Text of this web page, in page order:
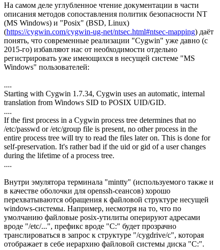
На самом деле углубленное чтение документации в части
описания методов сопоставления политик безопасности NT
(MS Windows) и "Posix" (BSD, Linux)
(https://cygwin.com/cygwin-ug-net/ntsec.html#ntsec-mapping) даёт
понять, что современные реализации "Cygwin" уже давно (с
2015-го) избавляют нас от необходимости отдельно
регистрировать уже имеющихся в несущей системе "MS
Windows" пользователей:
....
Starting with Cygwin 1.7.34, Cygwin uses an automatic, internal
translation from Windows SID to POSIX UID/GID.
....
If the first process in a Cygwin process tree determines that no
/etc/passwd or /etc/group file is present, no other process in the
entire process tree will try to read the files later on. This is done for
self-preservation. It's rather bad if the uid or gid of a user changes
during the lifetime of a process tree.
....
Внутри эмулятора терминала "mintty" (используемого также и
в качестве оболочки для openssh-сеансов) хорошо
перехватываются обращения к файловой структуре несущей
windows-системы. Например, несмотря на то, что по
умолчанию файловые posix-утилиты оперируют адресами
вроде "/etc/...", префикс вроде "C:" будет прозрачно
транслироваться в запрос к структуре "/cygdrive/c", которая
отображает в себе иерархию файловой системы диска "C:".